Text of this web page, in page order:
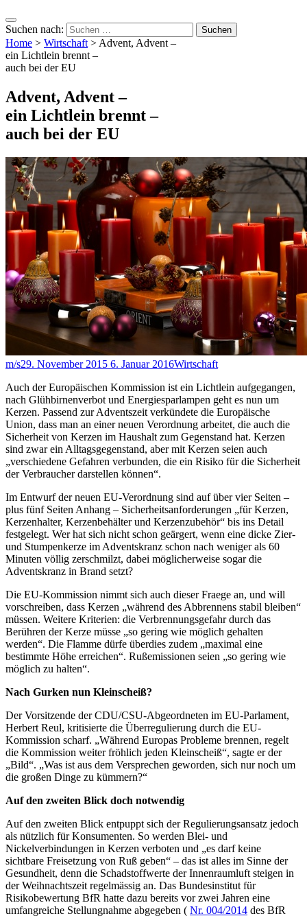
Suchen nach:
Home > Wirtschaft>Advent, Advent –
ein Lichtlein brennt –
auch bei der EU
Advent, Advent –
ein Lichtlein brennt –
auch bei der EU
m/s29. November 2015 6. Januar 2016Wirtschaft
Auch der Europäischen Kommission ist ein Lichtlein aufgegangen,
nach Glühbirnenverbot und Energiesparlampen geht es nun um
Kerzen. Passend zur Adventszeit verkündete die Europäische
Union, dass man an einer neuen Verordnung arbeitet, die auch die
Sicherheit von Kerzen im Haushalt zum Gegenstand hat. Kerzen
sind zwar ein Alltagsgegenstand, aber mit Kerzen seien auch
„verschiedene Gefahren verbunden, die ein Risiko für die Sicherheit
der Verbraucher darstellen können“.
Im Entwurf der neuen EU-Verordnung sind auf über vier Seiten –
plus fünf Seiten Anhang – Sicherheitsanforderungen „für Kerzen,
Kerzenhalter, Kerzenbehälter und Kerzenzubehör“ bis ins Detail
festgelegt. Wer hat sich nicht schon geärgert, wenn eine dicke Zier-
und Stumpenkerze im Adventskranz schon nach weniger als 60
Minuten völlig zerschmilzt, dabei möglicherweise sogar die
Adventskranz in Brand setzt?
Die EU-Kommission nimmt sich auch dieser Fraege an, und will
vorschreiben, dass Kerzen „während des Abbrennens stabil bleiben“
müssen. Weitere Kriterien: die Verbrennungsgefahr durch das
Berühren der Kerze müsse „so gering wie möglich gehalten
werden“. Die Flamme dürfe überdies zudem „maximal eine
bestimmte Höhe erreichen“. Rußemissionen seien „so gering wie
möglich zu halten“.
Nach Gurken nun Kleinscheiß?
Der Vorsitzende der CDU/CSU-Abgeordneten im EU-Parlament,
Herbert Reul, kritisierte die Überregulierung durch die EU-
Kommission scharf. „Während Europas Probleme brennen, regelt
die Kommission weiter fröhlich jeden Kleinscheiß“, sagte er der
„Bild“. „Was ist aus dem Versprechen geworden, sich nur noch um
die großen Dinge zu kümmern?“
Auf den zweiten Blick doch notwendig
Auf den zweiten Blick entpuppt sich der Regulierungsansatz jedoch
als nützlich für Konsumenten. So werden Blei- und
Nickelverbindungen in Kerzen verboten und „es darf keine
sichtbare Freisetzung von Ruß geben“ – das ist alles im Sinne der
Gesundheit, denn die Schadstoffwerte der Innenraumluft steigen in
der Weihnachtszeit regelmässig an. Das Bundesinstitut für
Risikobewertung BfR hatte dazu bereits vor zwei Jahren eine
umfangreiche Stellungnahme abgegeben ( Nr. 004/2014 des BfR